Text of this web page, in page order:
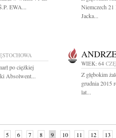
EWA...
Niemczech
Jacka...
po ciężkiej
Absolwent...
WIEK: 64
Z głębokim
grudnia 2015
lat...
5 6 7 8 9 10 11 12 13